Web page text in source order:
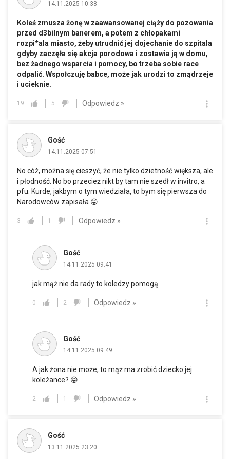
14.11.2025 10:38
Koleś zmusza żonę w zaawansowanej ciąży do pozowania
przed d3bilnym banerem, a potem z chłopakami
rozpi*ala miasto, żeby utrudnić jej dojechanie do szpitala
gdyby zaczęła się akcja porodowa i zostawia ją w domu,
bez żadnego wsparcia i pomocy, bo trzeba sobie race
odpalić. Wspołczuję babce, może jak urodzi to zmądrzeje
i ucieknie.
19 5 Odpowiedz »
Gość
14.11.2025 07:51
No cóż, można się cieszyć, że nie tylko dzietność większa, ale
i płodność. No bo przecież nikt by tam nie szedł w invitro, a
pfu. Kurde, jakbym o tym wiedziała, to bym się pierwsza do
Narodowców zapisała 😛
3 1 Odpowiedz »
Gość
14.11.2025 09:41
jak mąż nie da rady to koledzy pomogą
0 2 Odpowiedz »
Gość
14.11.2025 09:49
A jak żona nie może, to mąż ma zrobić dziecko jej
koleżance? 😝
2 1 Odpowiedz »
Gość
13.11.2025 23:20